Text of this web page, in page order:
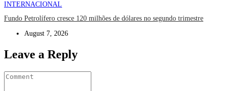
INTERNACIONAL
Fundo Petrolífero cresce 120 milhões de dólares no segundo trimestre
August 7, 2026
Leave a Reply